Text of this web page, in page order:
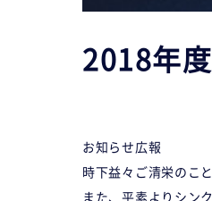
2018年
お知らせ 広報
時下益々ご清栄のこ
また、平素よりシン